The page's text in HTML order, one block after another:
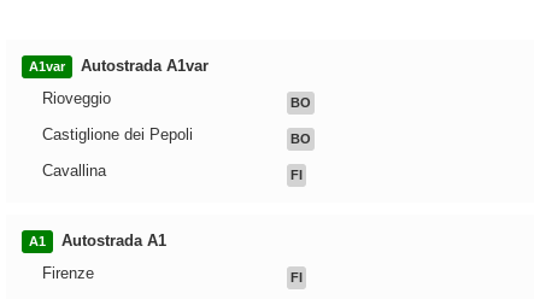
A1var
Autostrada A1var
Rioveggio
BO
Castiglione dei Pepoli BO
Cavallina FI
A1
Autostrada A1
Firenze
FI